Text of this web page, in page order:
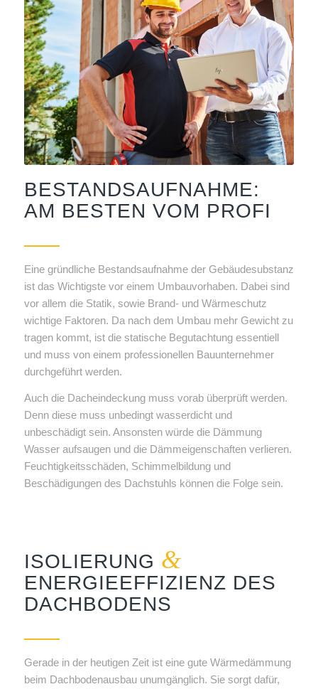
BESTANDSAUFNAHME:
AM BESTEN VOM PROFI
Eine gründliche Bestandsaufnahme der Gebäudesubstanz
ist das Wichtigste vor einem Umbauvorhaben. Dabei sind
vor allem die Statik, sowie Brand- und Wärmeschutz
wichtige Faktoren. Da nach dem Umbau mehr Gewicht zu
tragen kommt, ist die statische Begutachtung essentiell
und muss von einem professionellen Bauunternehmer
durchgeführt werden.
Auch die Dacheindeckung muss vorab überprüft werden.
Denn diese muss unbedingt wasserdicht und
unbeschädigt sein. Ansonsten würde die Dämmung
Wasser aufsaugen und die Dämmeigenschaften verlieren.
Feuchtigkeitsschäden, Schimmelbildung und
Beschädigungen des Dachstuhls können die Folge sein.
ISOLIERUNG &
ENERGIEEFFIZIENZ DES
DACHBODENS
Gerade in der heutigen Zeit ist eine gute Wärmedämmung
beim Dachbodenausbau unumgänglich. Sie sorgt dafür,